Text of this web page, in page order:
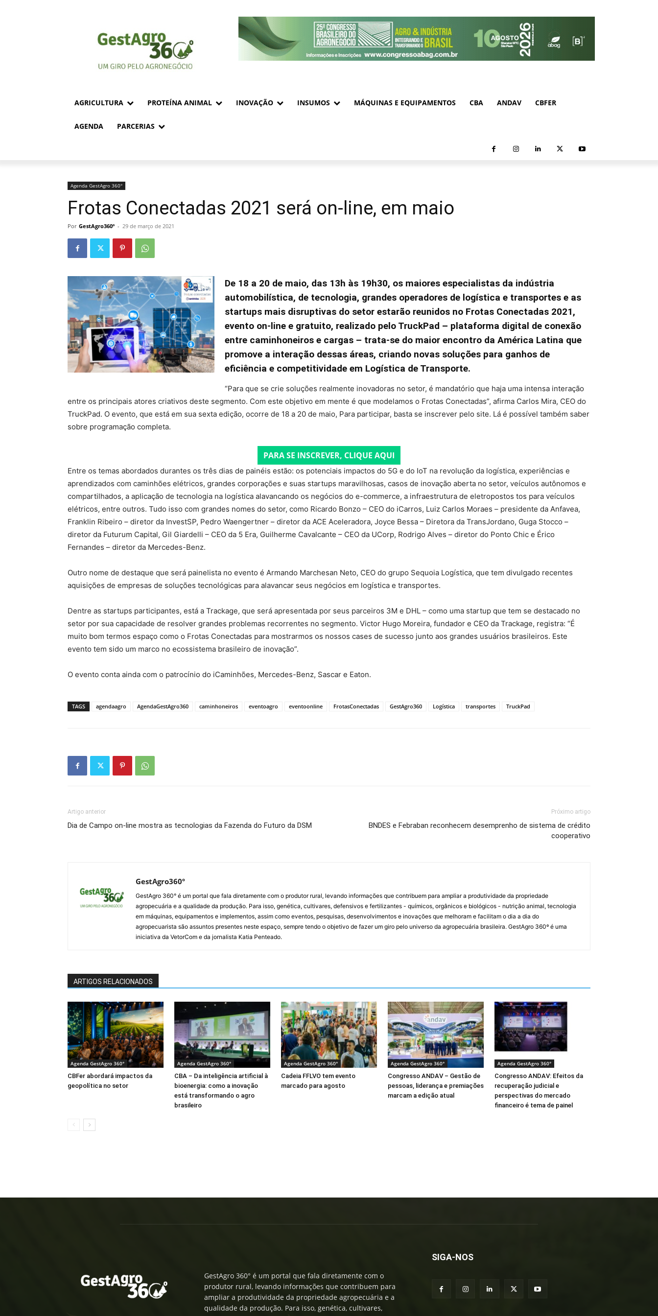
AGRICULTURA PROTEÍNA ANIMAL INOVAÇÃO INSUMOS MÁQUINAS E EQUIPAMENTOS CBA ANDAV CBFER
AGENDA PARCERIAS
Agenda GestAgro 360°
Frotas Conectadas 2021 será on-line, em maio
Por GestAgro360º - 29 de março de 2021
De 18 a 20 de maio, das 13h às 19h30, os maiores especialistas da indústria
automobilística, de tecnologia, grandes operadores de logística e transportes e as
startups mais disruptivas do setor estarão reunidos no Frotas Conectadas 2021,
evento on-line e gratuito, realizado pelo TruckPad – plataforma digital de conexão
entre caminhoneiros e cargas – trata-se do maior encontro da América Latina que
promove a interação dessas áreas, criando novas soluções para ganhos de
eficiência e competitividade em Logística de Transporte.
“Para que se crie soluções realmente inovadoras no setor, é mandatório que haja uma intensa interação
entre os principais atores criativos deste segmento. Com este objetivo em mente é que modelamos o Frotas Conectadas”, afirma Carlos Mira, CEO do
TruckPad. O evento, que está em sua sexta edição, ocorre de 18 a 20 de maio, Para participar, basta se inscrever pelo site. Lá é possível também saber
sobre programação completa.
PARA SE INSCREVER, CLIQUE AQUI
Entre os temas abordados durantes os três dias de painéis estão: os potenciais impactos do 5G e do IoT na revolução da logística, experiências e
aprendizados com caminhões elétricos, grandes corporações e suas startups maravilhosas, casos de inovação aberta no setor, veículos autônomos e
compartilhados, a aplicação de tecnologia na logística alavancando os negócios do e-commerce, a infraestrutura de eletropostos tos para veículos
elétricos, entre outros. Tudo isso com grandes nomes do setor, como Ricardo Bonzo – CEO do iCarros, Luiz Carlos Moraes – presidente da Anfavea,
Franklin Ribeiro – diretor da InvestSP, Pedro Waengertner – diretor da ACE Aceleradora, Joyce Bessa – Diretora da TransJordano, Guga Stocco –
diretor da Futurum Capital, Gil Giardelli – CEO da 5 Era, Guilherme Cavalcante – CEO da UCorp, Rodrigo Alves – diretor do Ponto Chic e Érico
Fernandes – diretor da Mercedes-Benz.
Outro nome de destaque que será painelista no evento é Armando Marchesan Neto, CEO do grupo Sequoia Logística, que tem divulgado recentes
aquisições de empresas de soluções tecnológicas para alavancar seus negócios em logística e transportes.
Dentre as startups participantes, está a Trackage, que será apresentada por seus parceiros 3M e DHL – como uma startup que tem se destacado no
setor por sua capacidade de resolver grandes problemas recorrentes no segmento. Victor Hugo Moreira, fundador e CEO da Trackage, registra: “É
muito bom termos espaço como o Frotas Conectadas para mostrarmos os nossos cases de sucesso junto aos grandes usuários brasileiros. Este
evento tem sido um marco no ecossistema brasileiro de inovação”.
O evento conta ainda com o patrocínio do iCaminhões, Mercedes-Benz, Sascar e Eaton.
TAGS agendaagro AgendaGestAgro360 caminhoneiros eventoagro eventoonline FrotasConectadas GestAgro360 Logística transportes TruckPad
Artigo anterior
Dia de Campo on-line mostra as tecnologias da Fazenda do Futuro da DSM
Próximo artigo
BNDES e Febraban reconhecem desemprenho de sistema de crédito
cooperativo
GestAgro360º
GestAgro 360° é um portal que fala diretamente com o produtor rural, levando informações que contribuem para ampliar a produtividade da propriedade
agropecuária e a qualidade da produção. Para isso, genética, cultivares, defensivos e fertilizantes - químicos, orgânicos e biológicos - nutrição animal, tecnologia
em máquinas, equipamentos e implementos, assim como eventos, pesquisas, desenvolvimentos e inovações que melhoram e facilitam o dia a dia do
agropecuarista são assuntos presentes neste espaço, sempre tendo o objetivo de fazer um giro pelo universo da agropecuária brasileira. GestAgro 360º é uma
iniciativa da VetorCom e da jornalista Katia Penteado.
ARTIGOS RELACIONADOS
Agenda GestAgro 360°
CBFer abordará impactos da
geopolítica no setor
Agenda GestAgro 360°
CBA – Da inteligência artificial à
bioenergia: como a inovação
está transformando o agro
brasileiro
Agenda GestAgro 360°
Cadeia FFLVO tem evento
marcado para agosto
Agenda GestAgro 360°
Congresso ANDAV – Gestão de
pessoas, liderança e premiações
marcam a edição atual
Agenda GestAgro 360°
Congresso ANDAV: Efeitos da
recuperação judicial e
perspectivas do mercado
financeiro é tema de painel
GestAgro 360° é um portal que fala diretamente com o
produtor rural, levando informações que contribuem para
ampliar a produtividade da propriedade agropecuária e a
qualidade da produção. Para isso, genética, cultivares,
SIGA-NOS